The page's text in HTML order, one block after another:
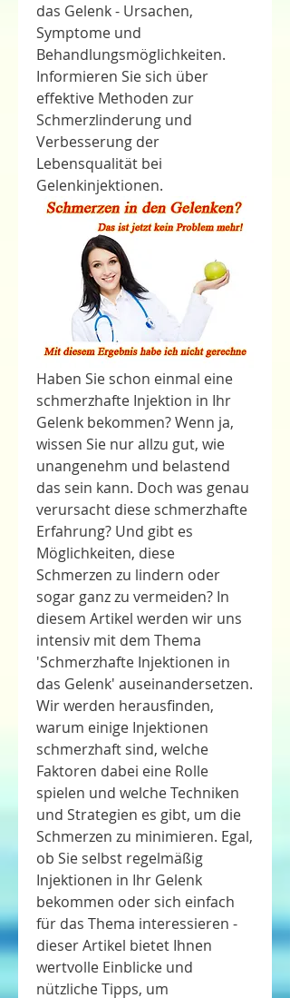
das Gelenk - Ursachen,
Symptome und
Behandlungsmöglichkeiten.
Informieren Sie sich über
effektive Methoden zur
Schmerzlinderung und
Verbesserung der
Lebensqualität bei
Gelenkinjektionen.
Haben Sie schon einmal eine
schmerzhafte Injektion in Ihr
Gelenk bekommen? Wenn ja,
wissen Sie nur allzu gut, wie
unangenehm und belastend
das sein kann. Doch was genau
verursacht diese schmerzhafte
Erfahrung? Und gibt es
Möglichkeiten, diese
Schmerzen zu lindern oder
sogar ganz zu vermeiden? In
diesem Artikel werden wir uns
intensiv mit dem Thema
'Schmerzhafte Injektionen in
das Gelenk' auseinandersetzen.
Wir werden herausfinden,
warum einige Injektionen
schmerzhaft sind, welche
Faktoren dabei eine Rolle
spielen und welche Techniken
und Strategien es gibt, um die
Schmerzen zu minimieren. Egal,
ob Sie selbst regelmäßig
Injektionen in Ihr Gelenk
bekommen oder sich einfach
für das Thema interessieren -
dieser Artikel bietet Ihnen
wertvolle Einblicke und
nützliche Tipps, um